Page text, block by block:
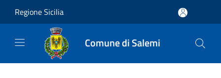
Regione Sicilia
Comune di Salemi